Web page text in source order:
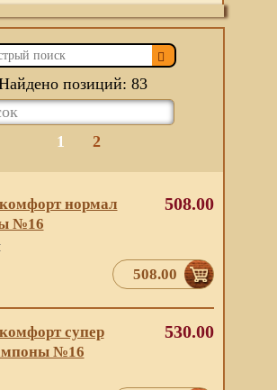
позиций: 83
1 2
нормал
№16
508.00
508.00
супер
№16
530.00